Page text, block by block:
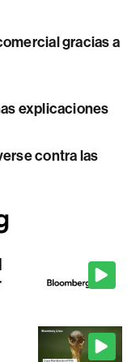
gracias a
explicaciones
contra las